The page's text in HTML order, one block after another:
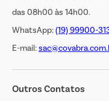
das 08h00 às 14h00.
WhatsApp:(19) 99900-
E-mail:
Outros Contatos